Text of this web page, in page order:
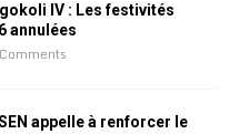
IV : Les festivités
annulées
appelle à renforcer le